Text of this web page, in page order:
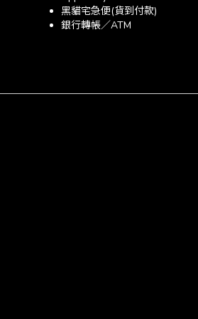
黑貓宅急便(貨到付款)
銀行轉帳／ATM